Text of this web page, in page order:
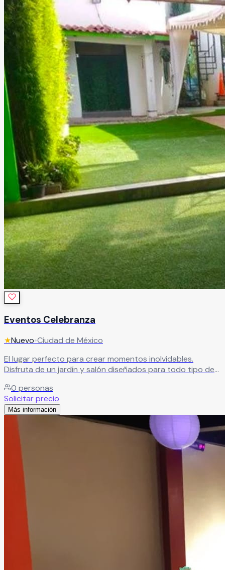
Eventos Celebranza
★Nuevo•Ciudad de México
El lugar perfecto para crear momentos inolvidables.
Disfruta de un jardín y salón diseñados para todo tipo de
hará de tu celebración algo especial.
0 personas
Solicitar precio
Más información